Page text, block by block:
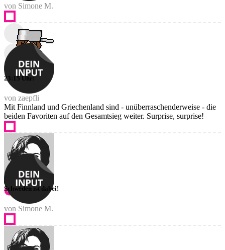
von Simone M.
23:15 Uhr:
von zaepfli
Mit Finnland und Griechenland sind - unüberraschenderweise - die
beiden Favoriten auf den Gesamtsieg weiter. Surprise, surprise!
Schweden ist dabei!
von Simone M.